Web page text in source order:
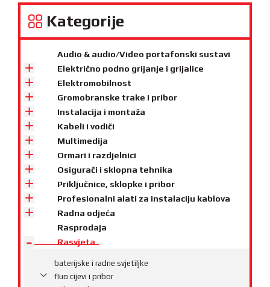
Kategorije
Audio & audio/Video portafonski sustavi
Električno podno grijanje i grijalice
Elektromobilnost
Gromobranske trake i pribor
Instalacija i montaža
Kabeli i vodiči
Multimedija
Ormari i razdjelnici
Osigurači i sklopna tehnika
Priključnice, sklopke i pribor
Profesionalni alati za instalaciju kablova
Radna odjeća
Rasprodaja
Rasvjeta
baterijske i radne svjetiljke
fluo cijevi i pribor